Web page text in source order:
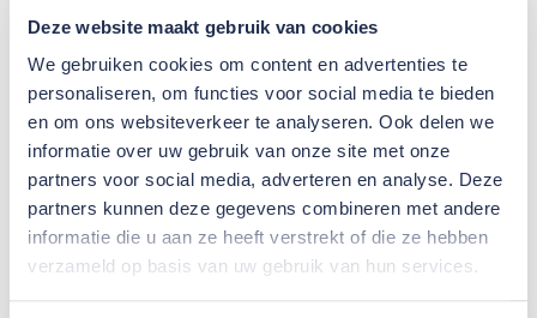
Deze website maakt gebruik van cookies
We gebruiken cookies om content en advertenties te
personaliseren, om functies voor social media te bieden
en om ons websiteverkeer te analyseren. Ook delen we
informatie over uw gebruik van onze site met onze
partners voor social media, adverteren en analyse. Deze
partners kunnen deze gegevens combineren met andere
informatie die u aan ze heeft verstrekt of die ze hebben
verzameld op basis van uw gebruik van hun services.
Bekijk stagemogelijkheden
Traineeships
Nog zoekende naar je ambities of kansen op de
arbeidsmarkt? Wij bieden mogelijkheden om je te
ontwikkelen en verschillende afdelingen te leren
kennen. Samen maken we dit traject op maat. Neem